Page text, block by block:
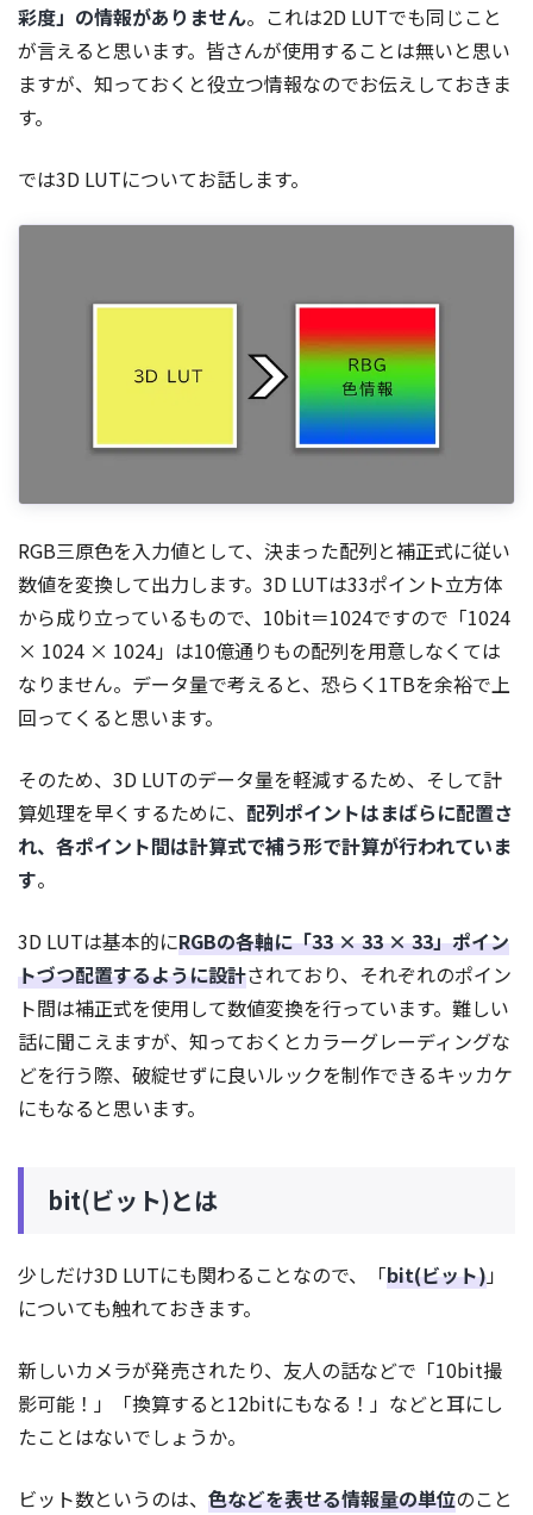
彩度」の情報がありません。これは2D LUTでも同じこと
が言えると思います。皆さんが使用することは無いと思い
ますが、知っておくと役立つ情報なのでお伝えしておきま
す。
では3D LUTについてお話します。
RGB三原色を入力値として、決まった配列と補正式に従い
数値を変換して出力します。3D LUTは33ポイント立方体
から成り立っているもので、10bit＝1024ですので「1024
× 1024 × 1024」は10億通りもの配列を用意しなくては
なりません。データ量で考えると、恐らく1TBを余裕で上
回ってくると思います。
そのため、3D LUTのデータ量を軽減するため、そして計
算処理を早くするために、 配列ポイントはまばらに配置さ
れ、各ポイント間は計算式で補う形で計算が行われていま
す。
3D LUTは基本的にRGBの各軸に「33 × 33 × 33」ポイン
トづつ配置するように設計されており、それぞれのポイン
ト間は補正式を使用して数値変換を行っています。難しい
話に聞こえますが、知っておくとカラーグレーディングな
どを行う際、破綻せずに良いルックを制作できるキッカケ
にもなると思います。
bit(ビット)とは
少しだけ3D LUTにも関わることなので、「bit(ビット)」
についても触れておきます。
新しいカメラが発売されたり、友人の話などで「10bit撮
影可能！」「換算すると12bitにもなる！」などと耳にし
たことはないでしょうか。
ビット数というのは、 色などを表せる情報量の単位のこと